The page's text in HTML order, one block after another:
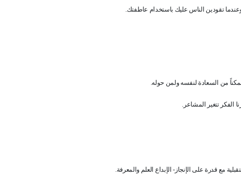
تقودين الناس عليك باستخدام عاطفتك.
من السعادة لنفسه ولمن حوله.
الفكر تتغير المشاعر.
مع قدرة على الإنجاز- الإبداع العلم والمعرفة.